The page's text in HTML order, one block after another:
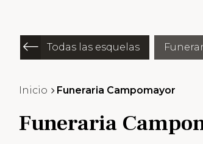
Todas las esquelas
Inicio Funeraria Campomayor
Funeraria